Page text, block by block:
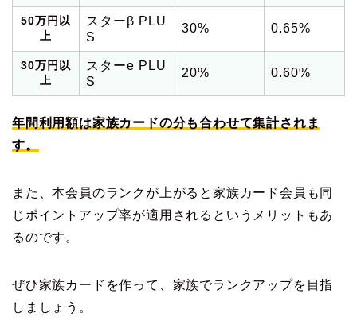
50万円以
上
スターβ PLU
S
30% 0.65%
30万円以
上
スターe PLU
S
20% 0.60%
年間利用額は家族カードの分も合わせて集計されま
す。
また、本会員のランクが上がると家族カード会員も同
じポイントアップ率が適用されるというメリットもあ
るのです。
ぜひ家族カードを作って、家族でランクアップを目指
しましょう。